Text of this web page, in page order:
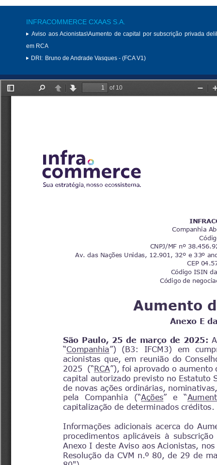
INFRACOMMERCE CXAAS S.A.
Aviso aos Acionistas\Aumento de capital por subscrição privada
em RCA
DRI: Bruno de Andrade Vasques - (FCA V1)